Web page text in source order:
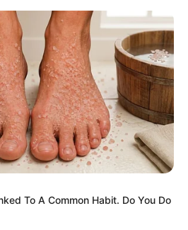
To A Common Habit. Do You Do